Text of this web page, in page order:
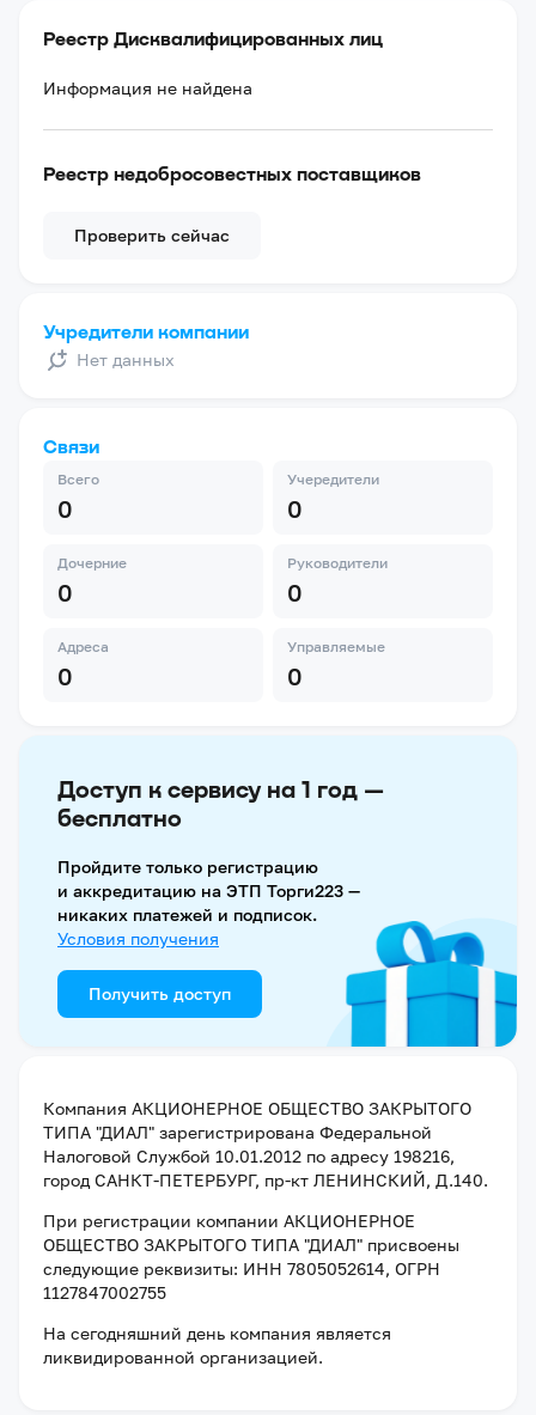
Реестр Дисквалифицированных лиц
Информация не найдена
Реестр недобросовестных поставщиков
Проверить сейчас
Учредители компании
Нет данных
Связи
Всего
0
Учередители
0
Дочерние
0
Руководители
0
Адреса
0
Управляемые
0
Доступ к сервису на 1 год —
бесплатно
Пройдите только регистрацию
и аккредитацию на ЭТП Торги223 —
никаких платежей и подписок.
Условия получения
Получить доступ
Компания АКЦИОНЕРНОЕ ОБЩЕСТВО ЗАКРЫТОГО
ТИПА "ДИАЛ" зарегистрирована Федеральной
Налоговой Службой 10.01.2012 по адресу 198216,
город САНКТ-ПЕТЕРБУРГ, пр-кт ЛЕНИНСКИЙ, Д.140.
При регистрации компании АКЦИОНЕРНОЕ
ОБЩЕСТВО ЗАКРЫТОГО ТИПА "ДИАЛ" присвоены
следующие реквизиты: ИНН 7805052614, ОГРН
1127847002755
На сегодняшний день компания является
ликвидированной организацией.